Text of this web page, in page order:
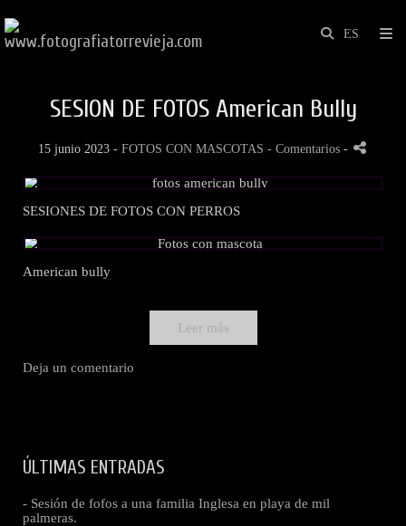
SESION DE FOTOS American Bully
15 junio 2023 - FOTOS CON MASCOTAS - Comentarios -
SESIONES DE FOTOS CON PERROS
American bully
Leer más
Deja un comentario
ÚLTIMAS ENTRADAS
- Sesión de fofos a una familia Inglesa en playa de mil
palmeras.